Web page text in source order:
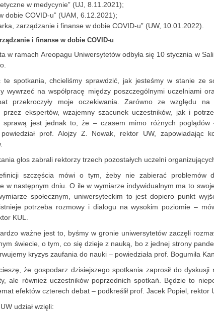
etyczne w medycynie” (UJ, 8.11.2021);
w dobie COVID-u” (UAM, 6.12.2021);
zarządzanie i finanse w dobie COVID-u” (UW, 10.01.2022).
i finanse w dobie COVID-u
w ramach Areopagu Uniwersytetów odbyła się 10 stycznia w
te spotkania, chcieliśmy sprawdzić, jak jesteśmy w stanie ze
wywrzeć na współpracę między poszczególnymi uczelniami
przekroczyły moje oczekiwania. Zarówno ze względu na
przez ekspertów, wzajemny szacunek uczestników, jak i
sprawą jest jednak to, że – czasem mimo różnych
prof. Alojzy Z. Nowak, rektor UW, zapowiadając
głos zabrali rektorzy trzech pozostałych uczelni
szczęścia mówi o tym, żeby nie zabierać problemów
w następnym dniu. O ile w wymiarze indywidualnym ma to
społecznym, uniwersyteckim to jest dopiero punkt
potrzeba rozmowy i dialogu na wysokim poziomie –
KUL.
ważne jest to, byśmy w gronie uniwersytetów zaczęli
świecie, o tym, co się dzieje z nauką, bo z jednej strony
kryzys zaufania do nauki – powiedziała prof. Bogumiła
że gospodarz dzisiejszego spotkania zaprosił do dyskusji
ale również uczestników poprzednich spotkań. Będzie to
efektów czterech debat – podkreślił prof. Jacek Popiel, rektor
udział wzięli: